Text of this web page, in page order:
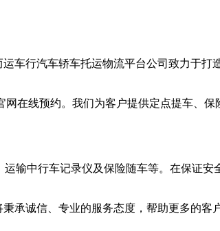
车行汽车轿车托运物流平台公司致力于打
在线预约。我们为客户提供定点提车、
输中行车记录仪及保险随车等。在保证安
承诚信、专业的服务态度，帮助更多的客